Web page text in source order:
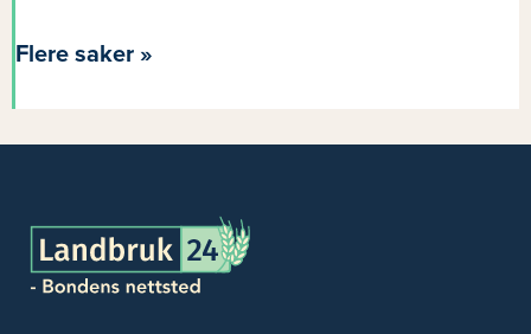
Flere saker »